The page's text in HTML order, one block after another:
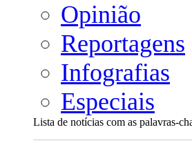
Opinião
Reportagens
Infografias
Especiais
Lista de notícias com as palavras-